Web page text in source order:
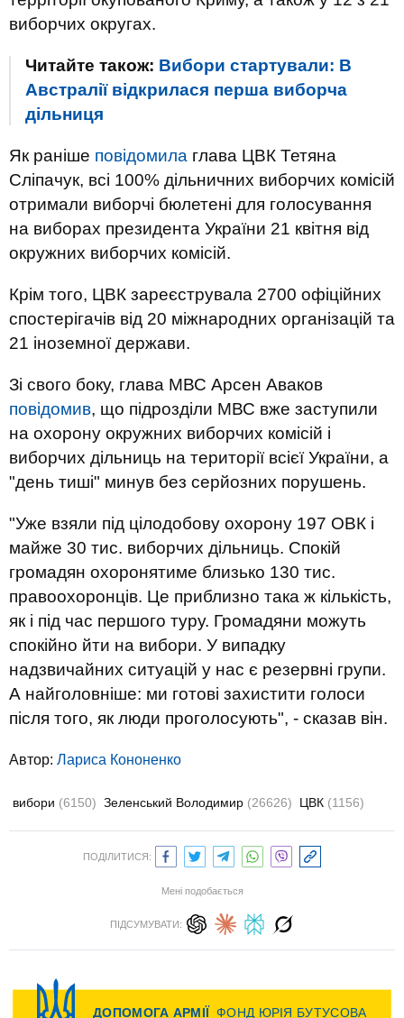
виборчих округах.
Читайте також: Вибори стартували: В
Австралії відкрилася перша виборча
дільниця
Як раніше повідомила глава ЦВК Тетяна
Сліпачук, всі 100% дільничних виборчих комісій
отримали виборчі бюлетені для голосування
на виборах президента України 21 квітня від
окружних виборчих комісій.
Крім того, ЦВК зареєструвала 2700 офіційних
спостерігачів від 20 міжнародних організацій та
21 іноземної держави.
Зі свого боку, глава МВС Арсен Аваков
повідомив, що підрозділи МВС вже заступили
на охорону окружних виборчих комісій і
виборчих дільниць на території всієї України, а
"день тиші" минув без серйозних порушень.
"Уже взяли під цілодобову охорону 197 ОВК і
майже 30 тис. виборчих дільниць. Спокій
громадян охоронятиме близько 130 тис.
правоохоронців. Це приблизно така ж кількість,
як і під час першого туру. Громадяни можуть
спокійно йти на вибори. У випадку
надзвичайних ситуацій у нас є резервні групи.
А найголовніше: ми готові захистити голоси
після того, як люди проголосують", - сказав він.
Автор: Лариса Кононенко
вибори (6150) Зеленський Володимир (26626) ЦВК (1156)
ПОДІЛИТИСЯ:
Мені подобається
ПІДСУМУВАТИ: